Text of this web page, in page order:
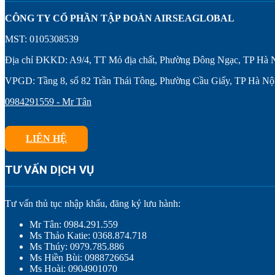
CÔNG TY CỔ PHẦN TẬP ĐOÀN AIRSEAGLOBAL
MST: 0105308539
Địa chỉ ĐKKD: A9/4, TT Mỏ địa chất, Phường Đông Ngạc, TP Hà
VPGD: Tầng 8, số 82 Trần Thái Tông, Phường Cầu Giấy, TP Hà
0984291559 - Mr Tân
LIÊN HỆ
TƯ VẤN DỊCH VỤ
Tư vấn thủ tục nhập khẩu, đăng ký lưu hành:
Mr Tân: 0984.291.559
Ms Thảo Katie: 0368.874.718
Ms Thúy: 0979.785.886
Ms Hiền Bùi: 0988726654
Ms Hoài: 0904901070